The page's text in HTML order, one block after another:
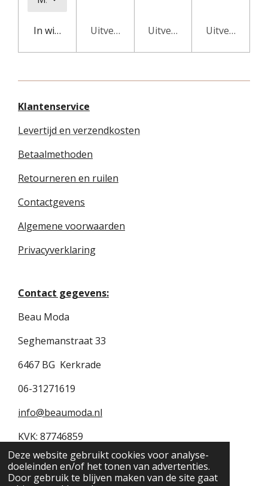
Deze website gebruikt cookies voor analyse-
doeleinden en/of het tonen van advertenties.
Door gebruik te blijven maken van de site gaat
In winkelwagenUitverkocht Uitverkocht Uitverkocht
Klantenservice
Levertijd en verzendkosten
Betaalmethoden
Retourneren en ruilen
Contactgevens
Algemene voorwaarden
Privacyverklaring
Contact gegevens:
Beau Moda
Seghemanstraat 33
6467 BG Kerkrade
06-31271619
info@beaumoda.nl
KVK: 87746859
BTW: NL004470697B79